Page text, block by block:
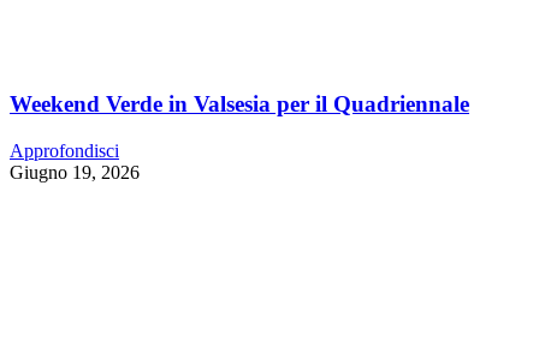
Weekend Verde in Valsesia per il Quadriennale
Approfondisci
Giugno 19, 2026